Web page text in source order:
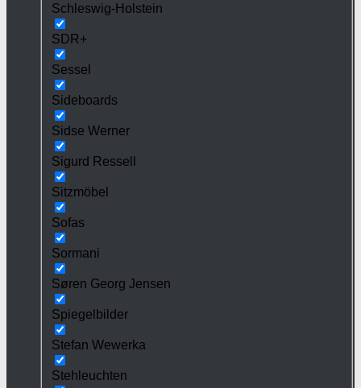
Schleswig-Holstein
SDR+
Sessel
Sideboards
Sidse Werner
Sigurd Ressell
Sitzmöbel
Sofas
Sormani
Søren Georg Jensen
Spiegelbilder
Stefan Wewerka
Stehleuchten